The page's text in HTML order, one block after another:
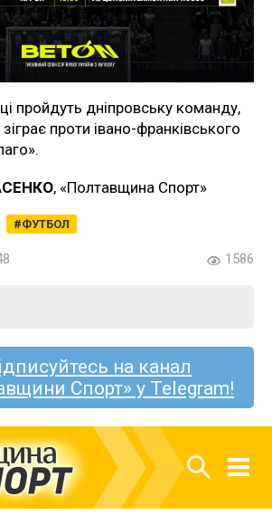
пройдуть дніпровську команду,
проти івано-франківського
, «Полтавщина Спорт»
ФУТБОЛ
1586
на канал
Спорт» у Telegram!